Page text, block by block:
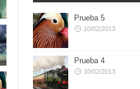
Prueba 5
10/02/2013
Prueba 4
10/02/2013